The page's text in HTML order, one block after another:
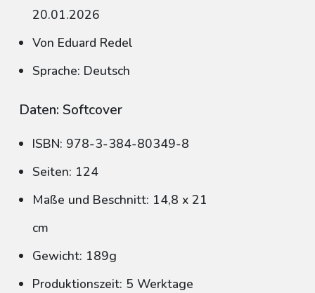
20.01.2026
Von Eduard Redel
Sprache: Deutsch
Daten: Softcover
ISBN: 978-3-384-80349-8
Seiten: 124
Maße und Beschnitt: 14,8 x 21
cm
Gewicht: 189g
Produktionszeit: 5 Werktage